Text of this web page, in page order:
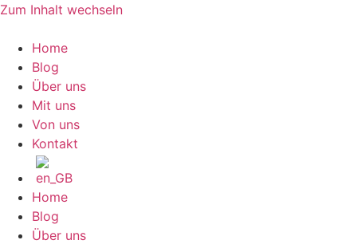
Zum Inhalt wechseln
Home
Blog
Über uns
Mit uns
Von uns
Kontakt
Home
Blog
Über uns